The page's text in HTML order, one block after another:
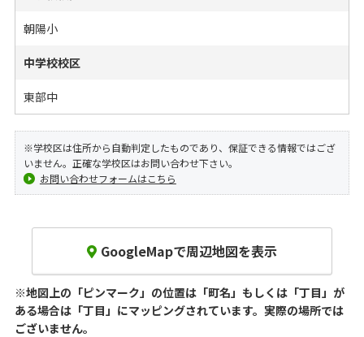
朝陽小
中学校校区
東部中
※学校区は住所から自動判定したものであり、保証できる情報ではござ
いません。正確な学校区はお問い合わせ下さい。
お問い合わせフォームはこちら
GoogleMapで周辺地図を表示
※地図上の「ピンマーク」の位置は「町名」もしくは「丁目」が
ある場合は「丁目」にマッピングされています。 実際の場所では
ございません。